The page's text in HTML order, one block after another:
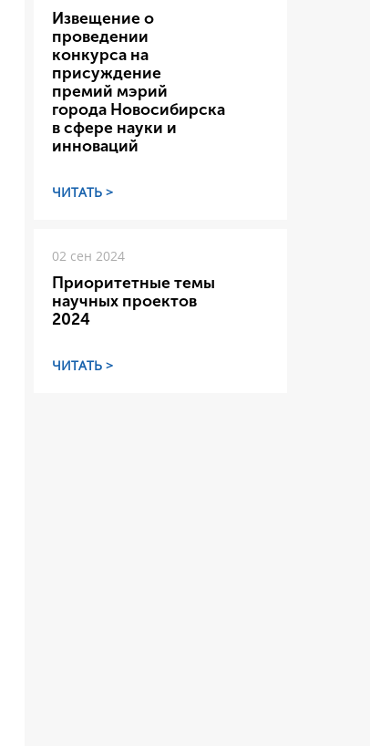
Извещение о
проведении
конкурса на
присуждение
премий мэрий
города Новосибирска
в сфере науки и
инноваций
ЧИТАТЬ >
02 сен 2024
Приоритетные темы
научных проектов
2024
ЧИТАТЬ >